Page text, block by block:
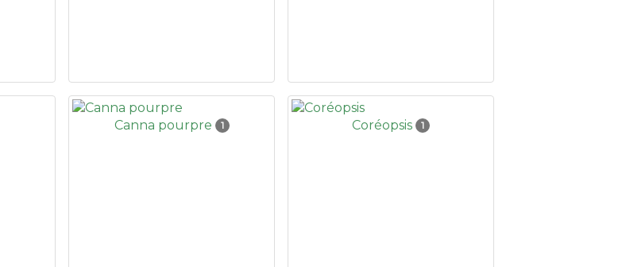
Canna pourpre 1 Coréopsis 1